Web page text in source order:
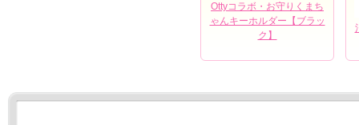
Ottyコラボ・お守りくまち
ゃんキーホルダー【ブラッ
ク】